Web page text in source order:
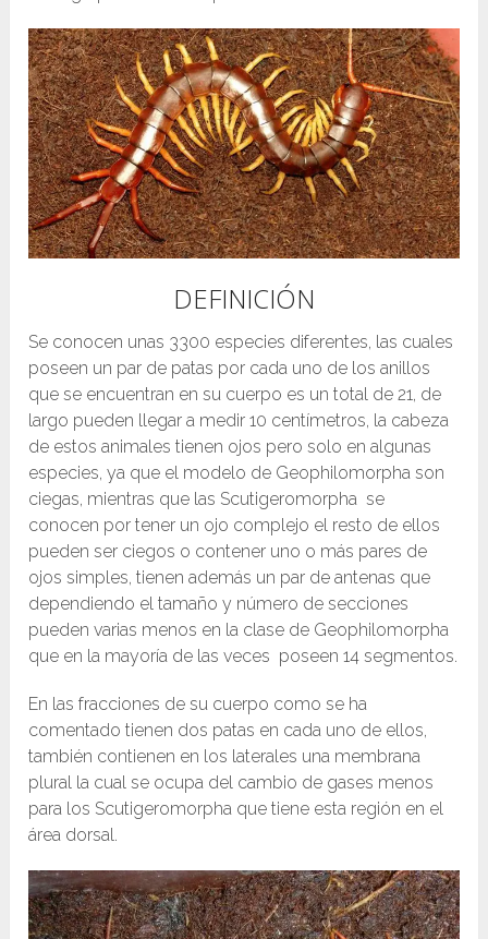
DEFINICIÓN
Se conocen unas 3300 especies diferentes, las cuales
poseen un par de patas por cada uno de los anillos
que se encuentran en su cuerpo es un total de 21, de
largo pueden llegar a medir 10 centímetros, la cabeza
de estos animales tienen ojos pero solo en algunas
especies, ya que el modelo de Geophilomorpha son
ciegas, mientras que las Scutigeromorpha se
conocen por tener un ojo complejo el resto de ellos
pueden ser ciegos o contener uno o más pares de
ojos simples, tienen además un par de antenas que
dependiendo el tamaño y número de secciones
pueden varias menos en la clase de Geophilomorpha
que en la mayoría de las veces poseen 14 segmentos.
En las fracciones de su cuerpo como se ha
comentado tienen dos patas en cada uno de ellos,
también contienen en los laterales una membrana
plural la cual se ocupa del cambio de gases menos
para los Scutigeromorpha que tiene esta región en el
área dorsal.